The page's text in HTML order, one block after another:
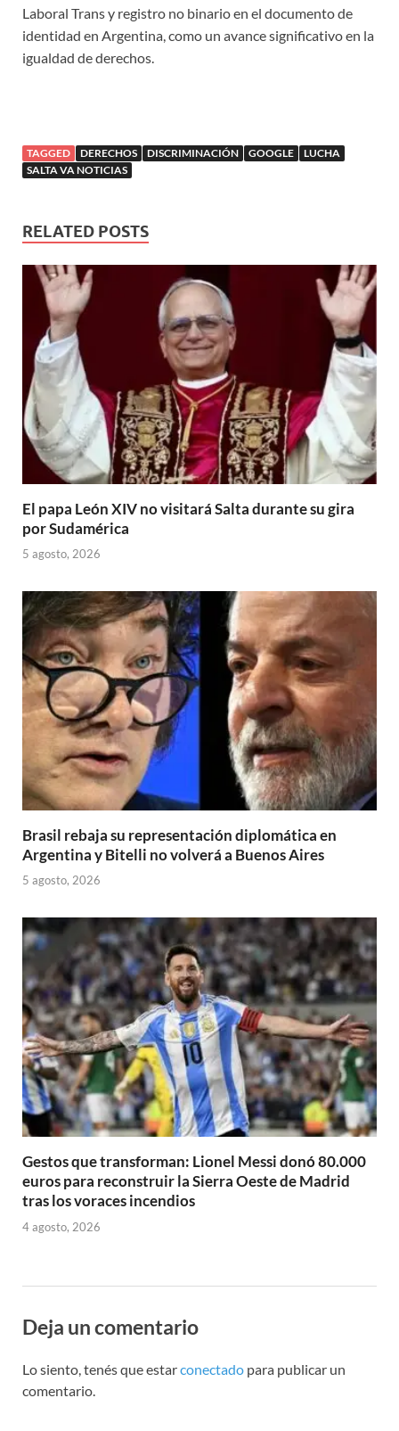
Laboral Trans y registro no binario en el documento de
identidad en Argentina, como un avance significativo en la
igualdad de derechos.
TAGGED DERECHOS DISCRIMINACIÓN GOOGLE
LUCHA
SALTA VA NOTICIAS
RELATED POSTS
El papa León XIV no visitará Salta durante su gira
por Sudamérica
5 agosto, 2026
Brasil rebaja su representación diplomática en
Argentina y Bitelli no volverá a Buenos Aires
5 agosto, 2026
Gestos que transforman: Lionel Messi donó 80.000
euros para reconstruir la Sierra Oeste de Madrid
tras los voraces incendios
4 agosto, 2026
Deja un comentario
Lo siento, tenés que estarconectado para publicar un
comentario.